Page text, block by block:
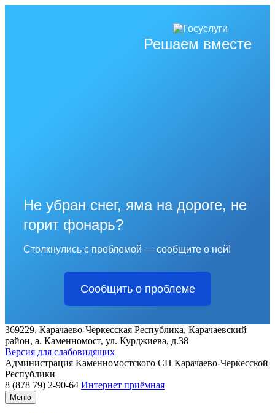
Решаем вместе
Не убран снег, яма на дороге, не
горит фонарь?
Столкнулись с проблемой — сообщите о ней!
Сообщить о проблеме
369229, Карачаево-Черкесская Республика, Карачаевский
район, а. Каменномост, ул. Курджиева, д.38
Версия для слабовидящих
Администрация Каменномостского СП Карачаево-Черкесской
Республики
8 (878 79) 2-90-64 Интернет приёмная
Меню